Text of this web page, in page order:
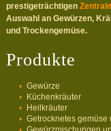
prestigeträchtigen
Auswahl an Gewürzen,
und Trockengemüse.
Produkte
Gewürze
Küchenkräuter
Heilkräuter
Getrocknetes gemüse